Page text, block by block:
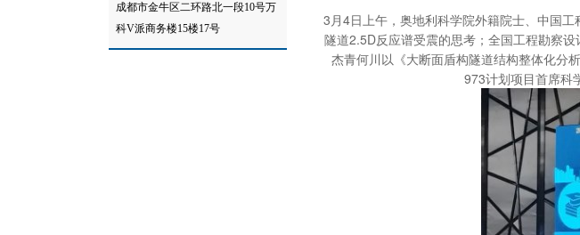
成都市金牛区二环路北一段10号万
科V派商务楼15楼17号
3月4日上午，奥地利科学院外籍院士、中国
隧道2.5D反应谱受震的思考；全国工程勘察
杰青何川以《大断面盾构隧道结构整体化分
973计划项目首席科